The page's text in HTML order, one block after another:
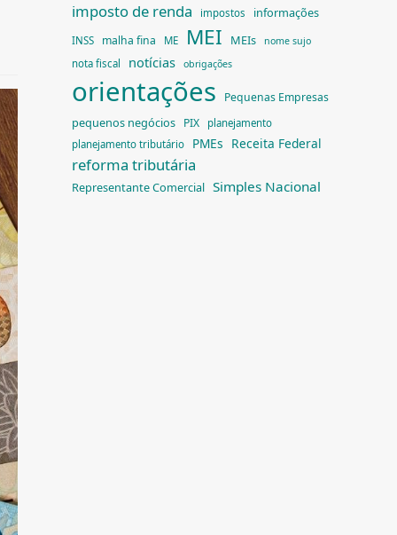
imposto de renda impostos informações
INSS malha fina ME MEI MEIs nome sujo
nota fiscal notícias obrigações
orientações Pequenas Empresas
pequenos negócios PIX
planejamento
planejamento tributário
PMEs Receita Federal
reforma tributária
Representante Comercial Simples Nacional